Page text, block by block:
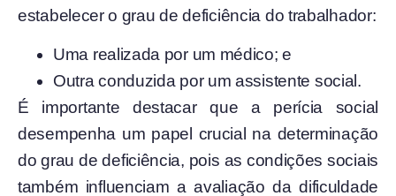
estabelecer o grau de deficiência do trabalhador:
Uma realizada por um médico; e
Outra conduzida por um assistente social.
É importante destacar que a perícia social
desempenha um papel crucial na determinação
do grau de deficiência, pois as condições sociais
também influenciam a avaliação da dificuldade